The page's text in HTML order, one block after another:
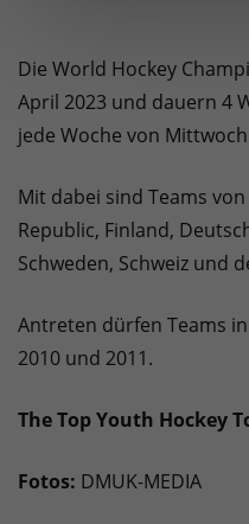
Die World Hockey
April 2023 und dauern 4
jede Woche von
Mit dabei sind Teams
Republic, Finland,
Schweden, Schweiz und
Antreten dürfen Teams
2010 und 2011.
The Top Youth Hockey
Fotos: DMUK-MEDIA